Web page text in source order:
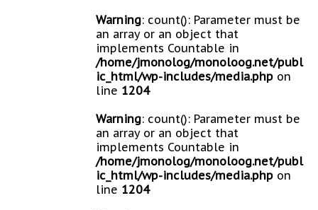
Warning: count(): Parameter must be
an array or an object that
implements Countable in
/home/jmonolog/monoloog.net/publ
ic_html/wp-includes/media.php on
line 1204
Warning: count(): Parameter must be
an array or an object that
implements Countable in
/home/jmonolog/monoloog.net/publ
ic_html/wp-includes/media.php on
line 1204